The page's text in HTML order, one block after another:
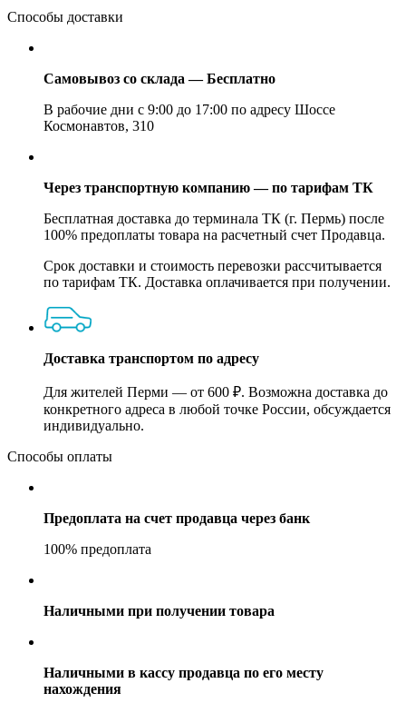
Способы доставки
Самовывоз со склада — Бесплатно
В рабочие дни с 9:00 до 17:00 по адресу Шоссе
Космонавтов, 310
Через транспортную компанию — по тарифам ТК
Бесплатная доставка до терминала ТК (г. Пермь) после
100% предоплаты товара на расчетный счет Продавца.
Срок доставки и стоимость перевозки рассчитывается
по тарифам ТК. Доставка оплачивается при получении.
Доставка транспортом по адресу
Для жителей Перми — от 600 ₽. Возможна доставка до
конкретного адреса в любой точке России, обсуждается
индивидуально.
Способы оплаты
Предоплата на счет продавца через банк
100% предоплата
Наличными при получении товара
Наличными в кассу продавца по его месту
нахождения